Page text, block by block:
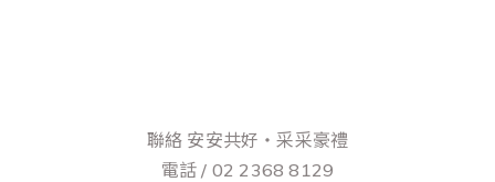
聯絡 安安共好‧采采豪禮
電話 / 02 2368 8129